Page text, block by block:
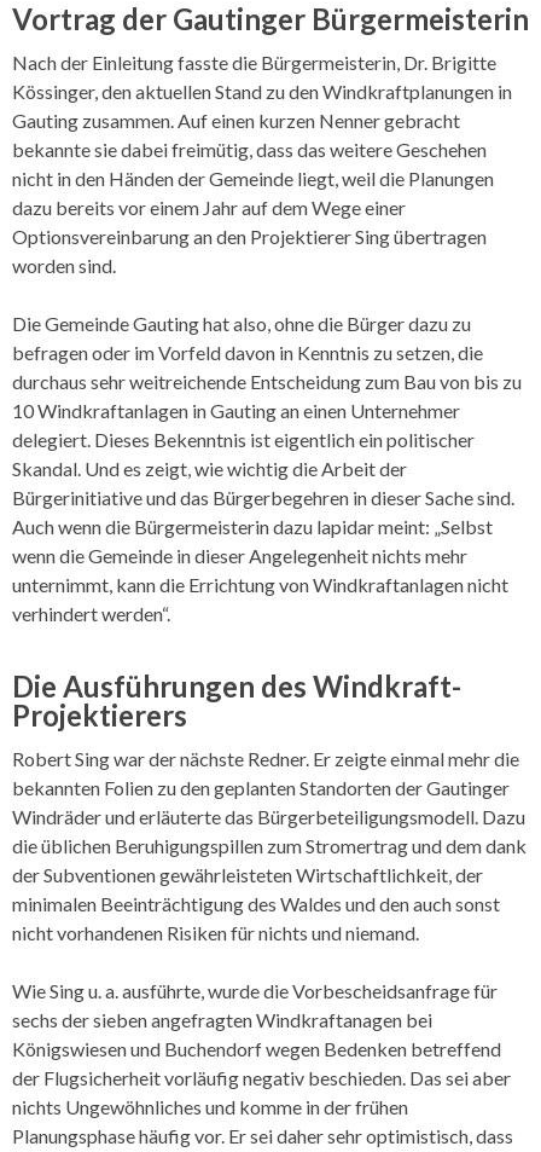
Vortrag der Gautinger Bürgermeisterin
Nach der Einleitung fasste die Bürgermeisterin, Dr. Brigitte
Kössinger, den aktuellen Stand zu den Windkraftplanungen in
Gauting zusammen. Auf einen kurzen Nenner gebracht
bekannte sie dabei freimütig, dass das weitere Geschehen
nicht in den Händen der Gemeinde liegt, weil die Planungen
dazu bereits vor einem Jahr auf dem Wege einer
Optionsvereinbarung an den Projektierer Sing übertragen
worden sind.
Die Gemeinde Gauting hat also, ohne die Bürger dazu zu
befragen oder im Vorfeld davon in Kenntnis zu setzen, die
durchaus sehr weitreichende Entscheidung zum Bau von bis zu
10 Windkraftanlagen in Gauting an einen Unternehmer
delegiert. Dieses Bekenntnis ist eigentlich ein politischer
Skandal. Und es zeigt, wie wichtig die Arbeit der
Bürgerinitiative und das Bürgerbegehren in dieser Sache sind.
Auch wenn die Bürgermeisterin dazu lapidar meint: „Selbst
wenn die Gemeinde in dieser Angelegenheit nichts mehr
unternimmt, kann die Errichtung von Windkraftanlagen nicht
verhindert werden“.
Die Ausführungen des Windkraft-
Projektierers
Robert Sing war der nächste Redner. Er zeigte einmal mehr die
bekannten Folien zu den geplanten Standorten der Gautinger
Windräder und erläuterte das Bürgerbeteiligungsmodell. Dazu
die üblichen Beruhigungspillen zum Stromertrag und dem dank
der Subventionen gewährleisteten Wirtschaftlichkeit, der
minimalen Beeinträchtigung des Waldes und den auch sonst
nicht vorhandenen Risiken für nichts und niemand.
Wie Sing u. a. ausführte, wurde die Vorbescheidsanfrage für
sechs der sieben angefragten Windkraftanagen bei
Königswiesen und Buchendorf wegen Bedenken betreffend
der Flugsicherheit vorläufig negativ beschieden. Das sei aber
nichts Ungewöhnliches und komme in der frühen
Planungsphase häufig vor. Er sei daher sehr optimistisch, dass